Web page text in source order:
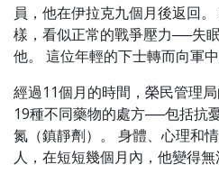
員，他在伊拉克九個月後返回
樣，看似正常的戰爭壓力──失
他。 這位年輕的下士轉而向軍
經過11個月的時間，榮民管理
19種不同藥物的處方──包括抗
氮（鎮靜劑）。 身體、心理和
人，在短短幾個月內，他變得無